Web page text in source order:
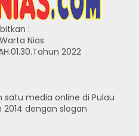
:
Nias
2022
media online di Pulau
dengan slogan